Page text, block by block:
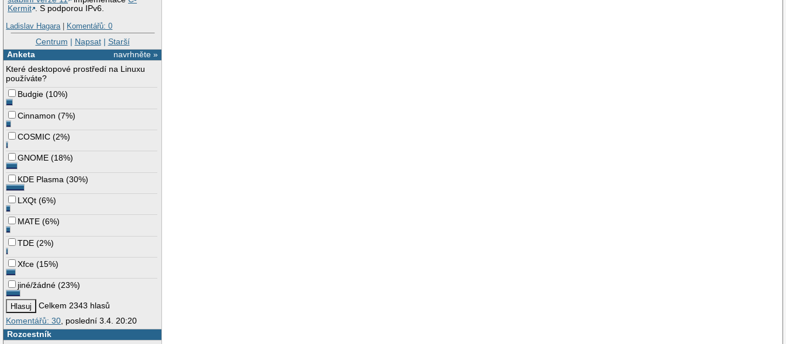
Kermit . S podporou IPv6.
Ladislav Hagara| Komentářů: 0
Centrum | Napsat| Starší
navrhněte »
Anketa
Které desktopové prostředí na Linuxu
používáte?
Budgie (10%)
Cinnamon (7%)
COSMIC (2%)
GNOME (18%)
KDE Plasma (30%)
LXQt (6%)
MATE (6%)
TDE (2%)
Xfce (15%)
jiné/žádné (23%)
Celkem 2343 hlasů
Komentářů: 30 , poslední 3.4. 20:20
Rozcestník